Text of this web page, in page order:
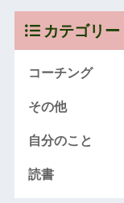
カテゴリー
コーチング
その他
自分のこと
読書